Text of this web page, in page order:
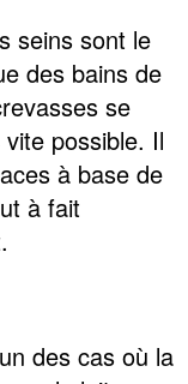
seins sont le
des bains de
se
possible. Il
à base de
à fait
des cas où la